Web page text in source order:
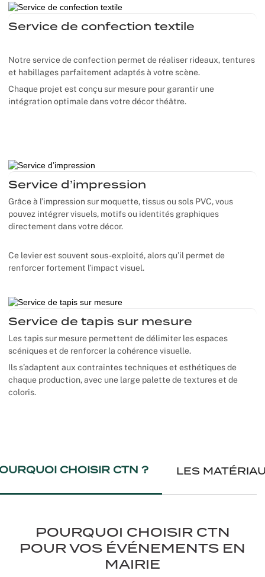
Service de confection textile
Notre service de confection permet de réaliser rideaux, tentures
et habillages parfaitement adaptés à votre scène.
Chaque projet est conçu sur mesure pour garantir une
intégration optimale dans votre décor théâtre.
Service d’impression
Grâce à l’impression sur moquette, tissus ou sols PVC, vous
pouvez intégrer visuels, motifs ou identités graphiques
directement dans votre décor.
Ce levier est souvent sous-exploité, alors qu’il permet de
renforcer fortement l’impact visuel.
Service de tapis sur mesure
Les tapis sur mesure permettent de délimiter les espaces
scéniques et de renforcer la cohérence visuelle.
Ils s’adaptent aux contraintes techniques et esthétiques de
chaque production, avec une large palette de textures et de
coloris.
CHOISIR CTN ? LES
POURQUOI CHOISIR CTN
POUR VOS ÉVÉNEMENTS EN
MAIRIE